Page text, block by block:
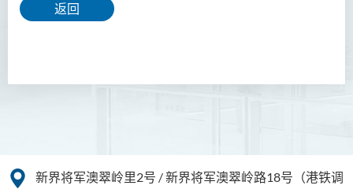
返回
新界将军澳翠岭里2号 / 新界将军澳翠岭路18号（港铁调